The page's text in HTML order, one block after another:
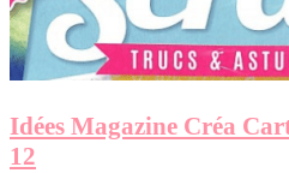
Idées Magazine Créa
12